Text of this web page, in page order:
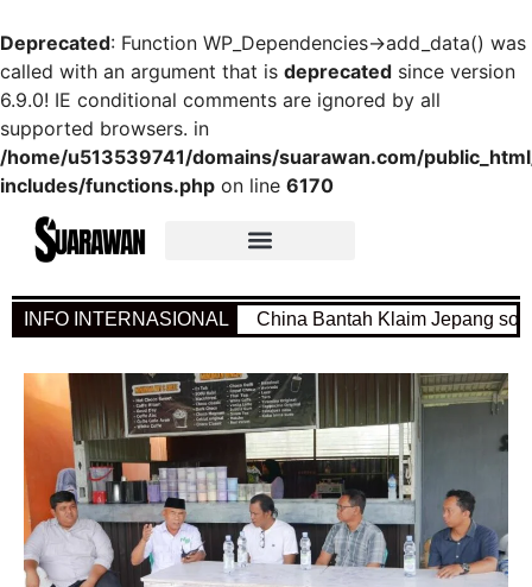
Deprecated: Function WP_Dependencies->add_data() was
called with an argument that is deprecated since version
6.9.0! IE conditional comments are ignored by all
supported browsers. in
/home/u513539741/domains/suarawan.com/
includes/functions.php on line 6170
INFO INTERNASIONAL China Bantah Klaim Jepang